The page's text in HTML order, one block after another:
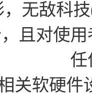
敌科技(
且对使
任
关软硬